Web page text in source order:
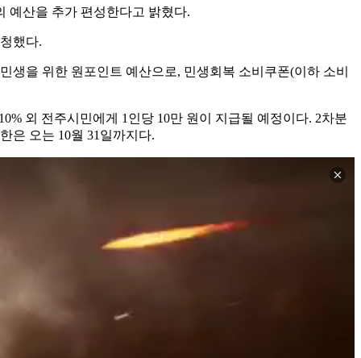
예산을 추가 편성한다고 밝혔다.
했다.
생을 위한 원포인트 예산으로, 민생회복 소비쿠폰(이하 소비
외 전주시민에게 1인당 10만 원이 지급될 예정이다. 2차분
은 오는 10월 31일까지다.